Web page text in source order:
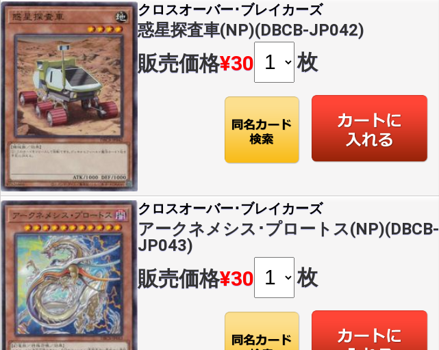
クロスオーバー･ブレイカーズ
惑星探査車(NP)(DBCB-JP042)
販売価格¥30 枚
クロスオーバー･ブレイカーズ
アークネメシス･プロートス(NP)(DBCB-
JP043)
販売価格¥30 枚